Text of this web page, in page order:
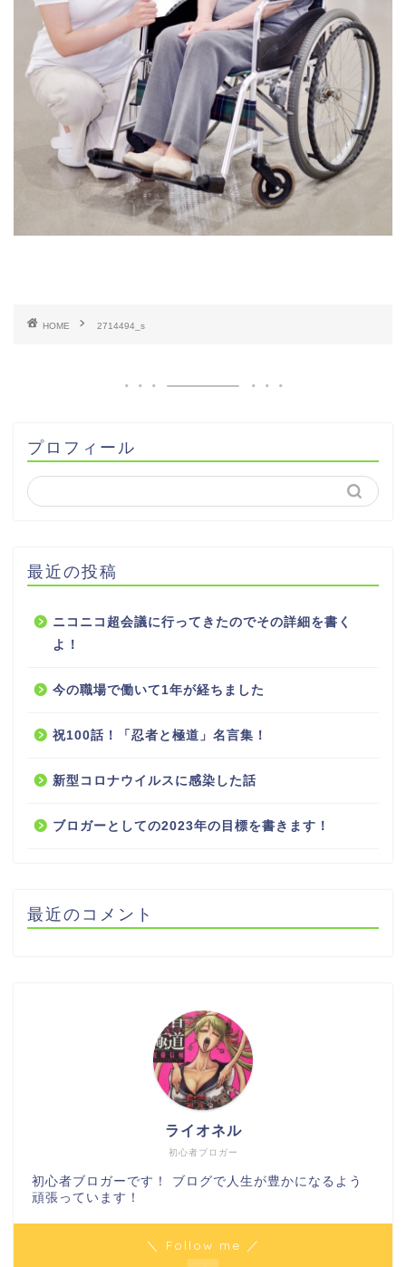
HOME 2714494_s
プロフィール
最近の投稿
ニコニコ超会議に行ってきたのでその詳細を書く
よ！
今の職場で働いて1年が経ちました
祝100話！「忍者と極道」名言集！
新型コロナウイルスに感染した話
ブロガーとしての2023年の目標を書きます！
最近のコメント
初心者ブロガー
ライオネル
初心者ブロガーです！ ブログで人生が豊かになるよう
頑張っています！
＼ Follow me ／